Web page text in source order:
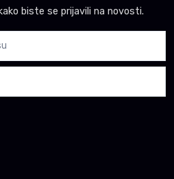
biste se prijavili na novosti.